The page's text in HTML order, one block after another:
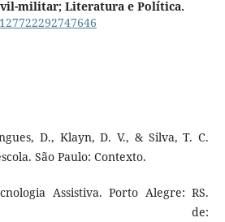
militar; Literatura e Política.
D., Klayn, D. V., & Silva, T. C.
São Paulo: Contexto.
Assistiva. Porto Alegre: RS.
de: